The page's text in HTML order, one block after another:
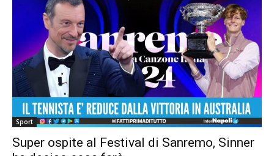
Sport
Super ospite al Festival di Sanremo, Sinner